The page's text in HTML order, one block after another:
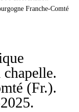
Franche-Comté
(Fr.).